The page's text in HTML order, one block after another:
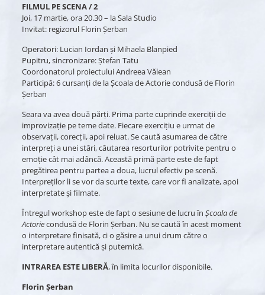
FILMUL PE SCENA / 2
Joi, 17 martie, ora 20.30 – la Sala Studio
Invitat: regizorul Florin Șerban
Operatori: Lucian Iordan și Mihaela Blanpied
Pupitru, sincronizare: Ștefan Tatu
Coordonatorul proiectului Andreea Vălean
Participă: 6 cursanți de la Școala de Actorie condusă de Florin
Șerban
Seara va avea două părți. Prima parte cuprinde exerciții de
improvizație pe teme date. Fiecare exercițiu e urmat de
observații, corecții, apoi reluat. Se caută asumarea de către
interpreți a unei stări, căutarea resorturilor potrivite pentru o
emoție cât mai adâncă. Această primă parte este de fapt
pregătirea pentru partea a doua, lucrul efectiv pe scenă.
Interpreților li se vor da scurte texte, care vor fi analizate, apoi
interpretate și filmate.
Întregul workshop este de fapt o sesiune de lucru în Școala de
Actoriecondusă de Florin Șerban. Nu se caută în acest moment
o interpretare finisată, ci o găsire a unui drum către o
interpretare autentică și puternică.
INTRAREA ESTE LIBERĂ, în limita locurilor disponibile.
Florin Șerban